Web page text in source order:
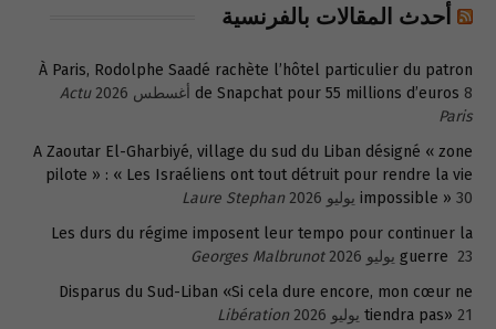
أحدث المقالات بالفرنسية
À Paris, Rodolphe Saadé rachète l’hôtel particulier du patron
de Snapchat pour 55 millions d’euros 8 أغسطس 2026
Actu
Paris
A Zaoutar El-Gharbiyé, village du sud du Liban désigné « zone
pilote » : « Les Israéliens ont tout détruit pour rendre la vie
impossible » 30 يوليو 2026
Laure Stephan
Les durs du régime imposent leur tempo pour continuer la
guerre 23 يوليو 2026
Georges Malbrunot
Disparus du Sud-Liban «Si cela dure encore, mon cœur ne
tiendra pas» 21 يوليو 2026
Libération